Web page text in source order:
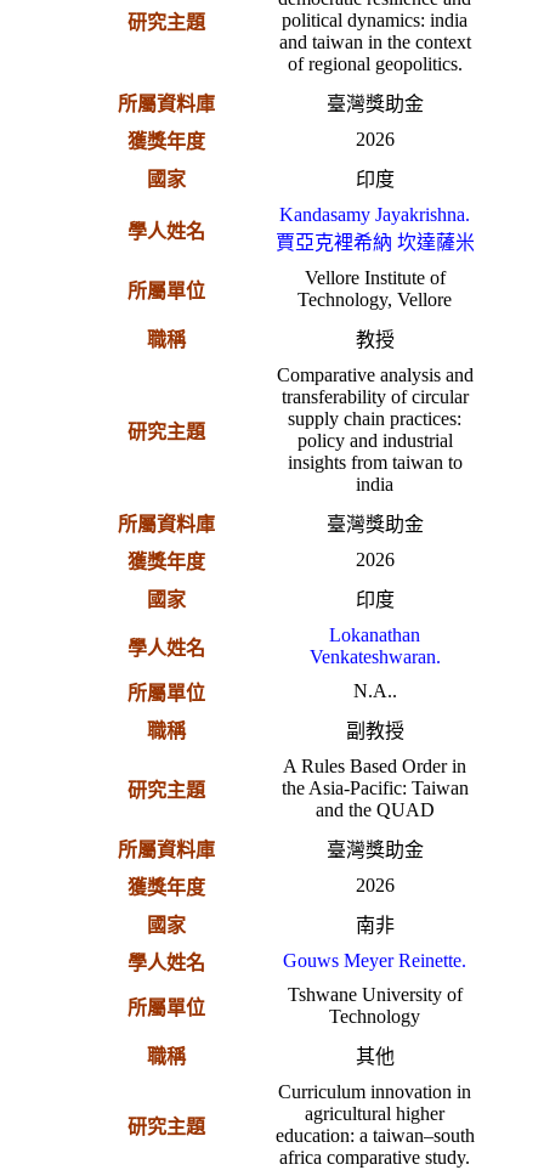
研究主題
political dynamics: india
and taiwan in the context
of regional geopolitics.
所屬資料庫
臺灣獎助金
獲獎年度
2026
國家
印度
學人姓名
Kandasamy Jayakrishna.
賈亞克裡希納 坎達薩米
所屬單位
Vellore Institute of
Technology, Vellore
職稱
教授
研究主題
Comparative analysis and
transferability of circular
supply chain practices:
policy and industrial
insights from taiwan to
india
所屬資料庫
臺灣獎助金
獲獎年度
2026
國家
印度
學人姓名
Lokanathan
Venkateshwaran.
所屬單位
N.A..
職稱
副教授
研究主題
A Rules Based Order in
the Asia-Pacific: Taiwan
and the QUAD
所屬資料庫
臺灣獎助金
獲獎年度
2026
國家
南非
學人姓名
Gouws Meyer Reinette.
所屬單位
Tshwane University of
Technology
職稱
其他
研究主題
Curriculum innovation in
agricultural higher
education: a taiwan–south
africa comparative study.